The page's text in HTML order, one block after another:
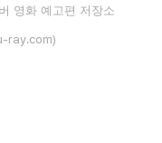
영화 예고편 저장소
ray.com)